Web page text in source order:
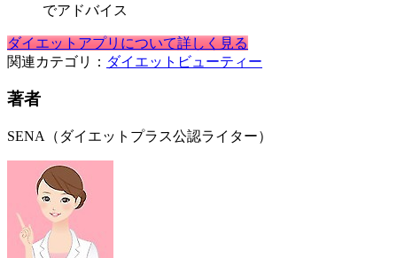
でアドバイス
ダイエットアプリについて詳しく見る
関連カテゴリ： ダイエット ビューティー
著者
SENA（ダイエットプラス公認ライター）